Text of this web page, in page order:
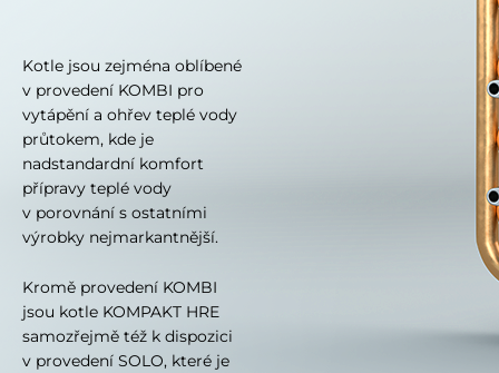
Kotle jsou zejména oblíbené
v provedení KOMBI pro
vytápění a ohřev teplé vody
průtokem, kde je
nadstandardní komfort
přípravy teplé vody
v porovnání s ostatními
výrobky nejmarkantnější.
Kromě provedení KOMBI
jsou kotle KOMPAKT HRE
samozřejmě též k dispozici
v provedení SOLO, které je